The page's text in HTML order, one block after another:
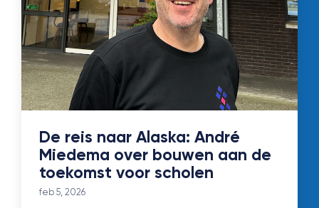
De reis naar Alaska: André
Miedema over bouwen aan de
toekomst voor scholen
feb 5, 2026